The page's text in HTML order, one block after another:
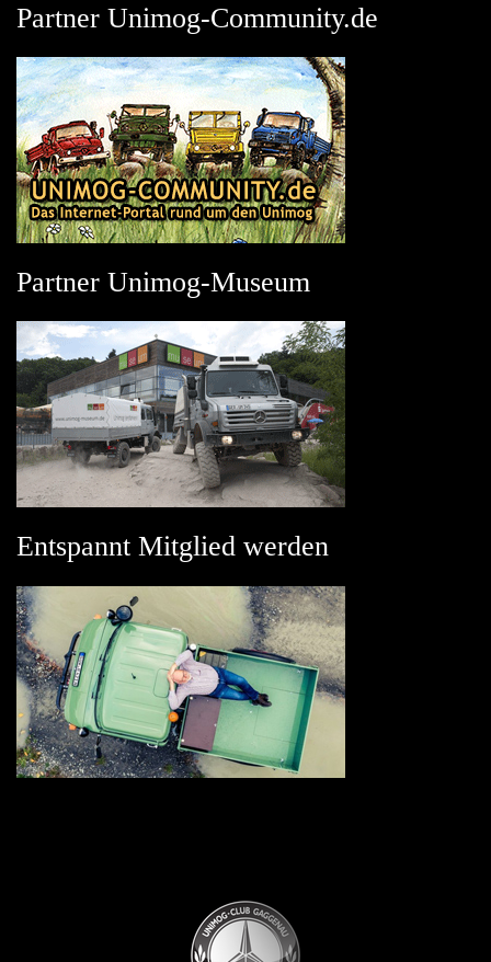
Partner Unimog-Community.de
Partner Unimog-Museum
Entspannt Mitglied werden